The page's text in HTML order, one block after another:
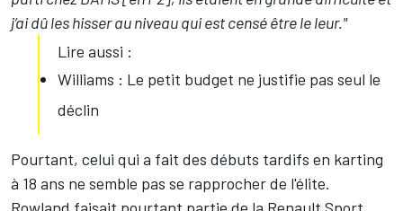
j’ai dû les hisser au niveau qui est censé être le leur."
Lire aussi :
Williams : Le petit budget ne justifie pas seul le
déclin
Pourtant, celui qui a fait des débuts tardifs en karting
à 18 ans ne semble pas se rapprocher de l'élite.